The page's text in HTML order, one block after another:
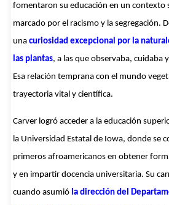
fomentaron su educación en un contexto
marcado por el racismo y la segregación.
unacuriosidad excepcional por la
las plantas, a las que observaba, cuidaba
Esa relación temprana con el mundo
trayectoria vital y científica.
Carver logró acceder a la educación
la Universidad Estatal de Iowa, donde se
primeros afroamericanos en obtener
y en impartir docencia universitaria. Su
cuando asumió la dirección del